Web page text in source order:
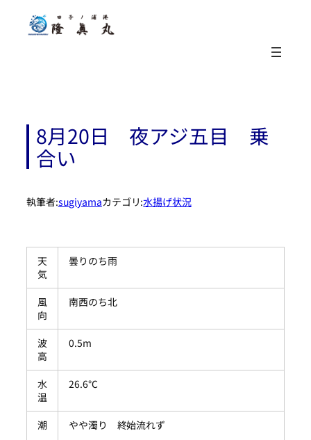
8月20日 夜アジ五目 乗
合い
執筆者:sugiyamaカテゴリ:水揚げ状況
天
気
曇りのち雨
風
向
南西のち北
波
高
0.5m
水
温
26.6℃
潮 やや濁り 終始流れず